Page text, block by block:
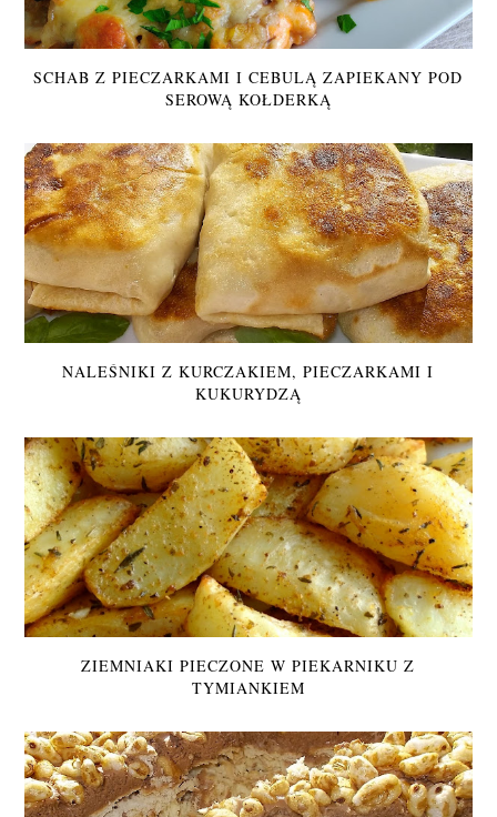
SCHAB Z PIECZARKAMI I CEBULĄ ZAPIEKANY POD
SEROWĄ KOŁDERKĄ
NALEŚNIKI Z KURCZAKIEM, PIECZARKAMI I
KUKURYDZĄ
ZIEMNIAKI PIECZONE W PIEKARNIKU Z
TYMIANKIEM